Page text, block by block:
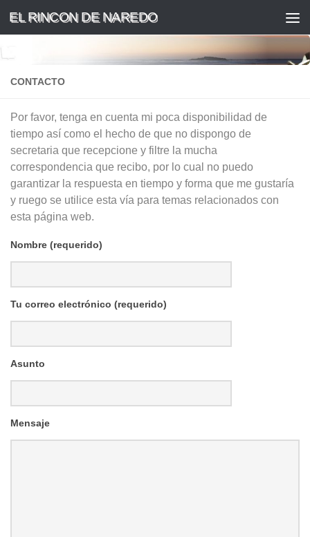
Saltar al contenido
EL RINCON DE NAREDO
CONTACTO
Por favor, tenga en cuenta mi poca disponibilidad de
tiempo así como el hecho de que no dispongo de
secretaria que recepcione y filtre la mucha
correspondencia que recibo, por lo cual no puedo
garantizar la respuesta en tiempo y forma que me gustaría
y ruego se utilice esta vía para temas relacionados con
esta página web.
Nombre (requerido)
Tu correo electrónico (requerido)
Asunto
Mensaje